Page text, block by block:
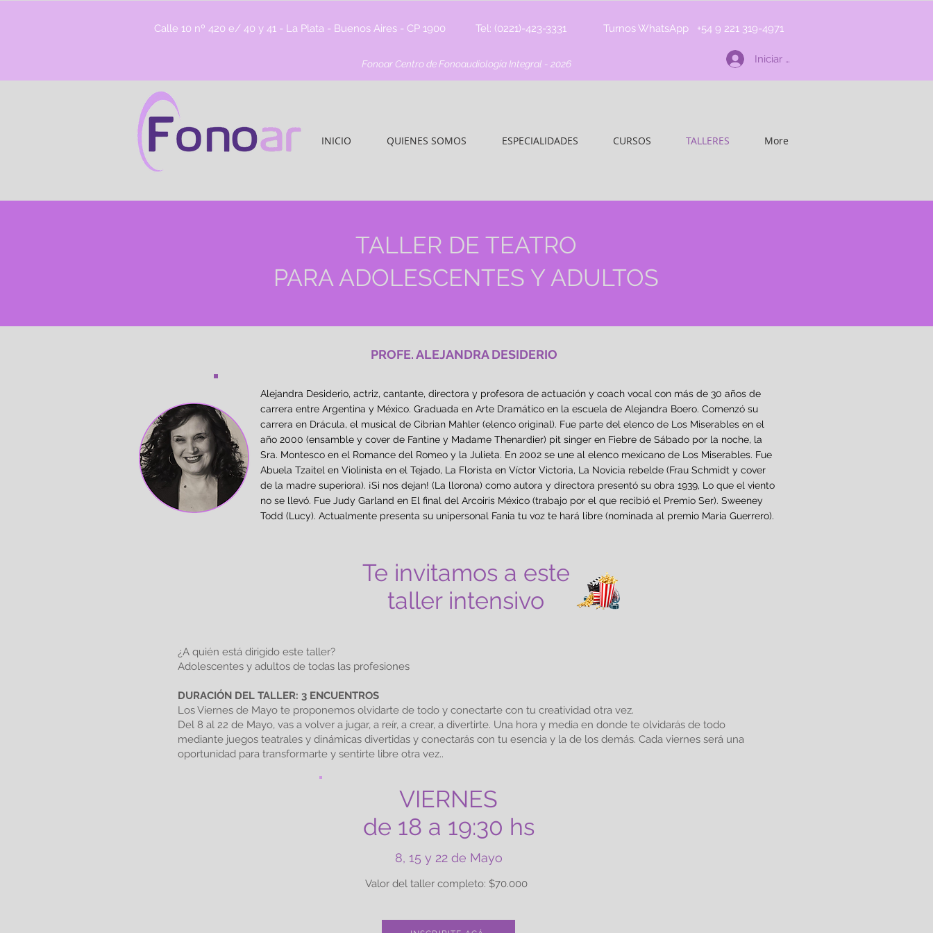
Calle 10 nº 420 e/ 40 y 41 - La Plata - Buenos Aires - CP 1900 Tel: (0221)-423-3331 Turnos WhatsApp +54 9 221 319-4971
Fonoar Centro de Fonoaudiología Integral - 2026 Iniciar sesión
INICIO QUIENES SOMOS ESPECIALIDADES CURSOS TALLERES More
TALLER DE TEATRO
PARA ADOLESCENTES Y ADULTOS
PROFE. ALEJANDRA DESIDERIO
Alejandra Desiderio, actriz, cantante, directora y profesora de actuación y coach vocal con más de 30 años de
carrera entre Argentina y México. Graduada en Arte Dramático en la escuela de Alejandra Boero. Comenzó su
carrera en Drácula, el musical de Cibrian Mahler (elenco original). Fue parte del elenco de Los Miserables en el
año 2000 (ensamble y cover de Fantine y Madame Thenardier) pit singer en Fiebre de Sábado por la noche, la
Sra. Montesco en el Romance del Romeo y la Julieta. En 2002 se une al elenco mexicano de Los Miserables. Fue
Abuela Tzaitel en Violinista en el Tejado, La Florista en Víctor Victoria, La Novicia rebelde (Frau Schmidt y cover
de la madre superiora). ¡Si nos dejan! (La llorona) como autora y directora presentó su obra 1939, Lo que el viento
no se llevó. Fue Judy Garland en El final del Arcoiris México (trabajo por el que recibió el Premio Ser). Sweeney
Todd (Lucy). Actualmente presenta su unipersonal Fania tu voz te hará libre (nominada al premio Maria Guerrero).
Te invitamos a este
taller intensivo
¿A quién está dirigido este taller?
Adolescentes y adultos de todas las profesiones
DURACIÓN DEL TALLER: 3 ENCUENTROS
Los Viernes de Mayo te proponemos olvidarte de todo y conectarte con tu creatividad otra vez.
Del 8 al 22 de Mayo, vas a volver a jugar, a reír, a crear, a divertirte. Una hora y media en donde te olvidarás de todo
mediante juegos teatrales y dinámicas divertidas y conectarás con tu esencia y la de los demás. Cada viernes será una
oportunidad para transformarte y sentirte libre otra vez..
VIERNES
de 18 a 19:30 hs
8, 15 y 22 de Mayo
Valor del taller completo: $70.000